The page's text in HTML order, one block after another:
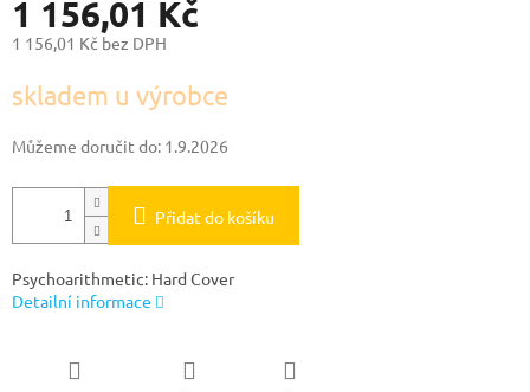
1 156,01 Kč
1 156,01 Kč bez DPH
cena:
skladem u výrobce
Můžeme doručit do: 1.9.2026
Přidat do košíku
Psychoarithmetic: Hard Cover
Detailní informace